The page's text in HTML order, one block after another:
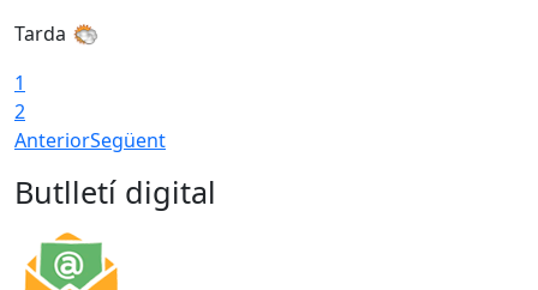
Tarda
1
2
AnteriorSegüent
Butlletí digital